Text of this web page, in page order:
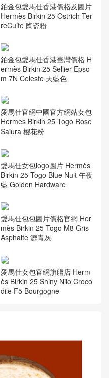
鉑金包愛馬仕香港價格及圖片
Hermès Birkin 25 Ostrich Ter
reCuite 陶瓷粉
鉑金包愛馬仕香港臺灣價格 H
ermès Birkin 25 Sellier Epso
m 7N Celeste 天藍色
愛馬仕官網中國官方網站女包
Hermès Birkin 25 Togo Rose
Saiura 樱花粉
愛馬仕女包logo圖片 Hermès
Birkin 25 Togo Blue Nuit 午夜
藍 Golden Hardware
愛馬仕包包圖片價格官網 Her
mès Birkin 25 Togo M8 Gris
Asphalte 瀝青灰
愛馬仕女包官網旗艦店 Herm
ès Birkin 25 Shiny Nilo Croco
dile F5 Bourgogne